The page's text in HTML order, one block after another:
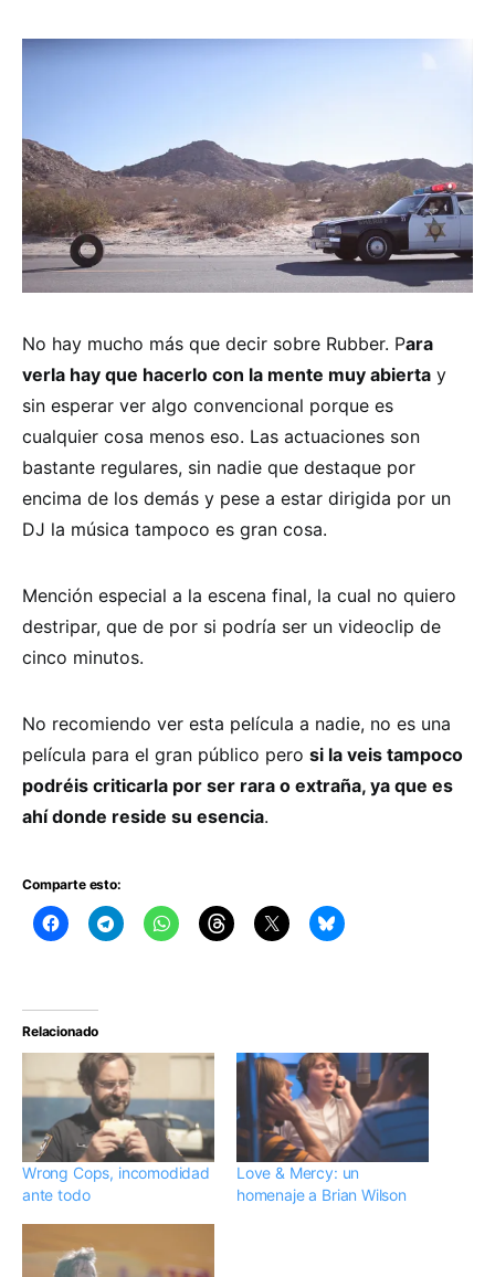
No hay mucho más que decir sobre Rubber. Para
verla hay que hacerlo con la mente muy abierta y
sin esperar ver algo convencional porque es
cualquier cosa menos eso. Las actuaciones son
bastante regulares, sin nadie que destaque por
encima de los demás y pese a estar dirigida por un
DJ la música tampoco es gran cosa.
Mención especial a la escena final, la cual no quiero
destripar, que de por si podría ser un videoclip de
cinco minutos.
No recomiendo ver esta película a nadie, no es una
película para el gran público pero si la veis tampoco
podréis criticarla por ser rara o extraña, ya que es
ahí donde reside su esencia.
Comparte esto:
Relacionado
Wrong Cops, incomodidad
ante todo
Love & Mercy: un
homenaje a Brian Wilson